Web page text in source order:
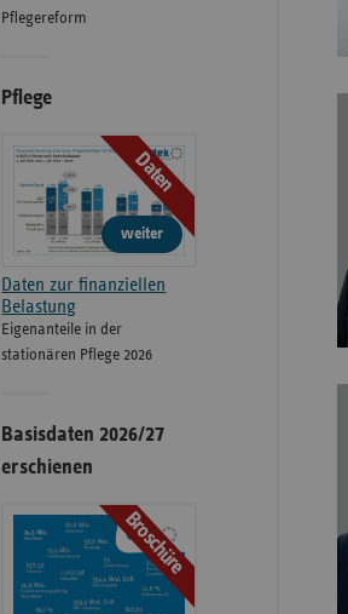
Pflegereform
Pflege
Daten
weiter
Daten zur finanziellen
Belastung
Eigenanteile in der
stationären Pflege 2026
Basisdaten 2026/27
erschienen
Broschüre